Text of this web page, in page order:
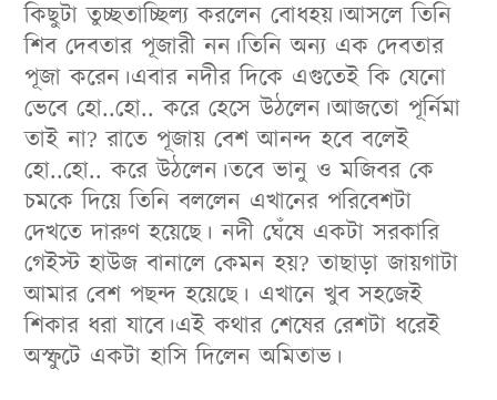
কিছুটা তুচ্ছতাচ্ছিল্য করলেন বোধহয়।আসলে তিনি
শিব দেবতার পূজারী নন।তিনি অন্য এক দেবতার
পূজা করেন।এবার নদীর দিকে এগুতেই কি যেনো
ভেবে হো..হো.. করে হেসে উঠলেন।আজতো পূর্নিমা
তাই না? রাতে পূজায় বেশ আনন্দ হবে বলেই
হো..হো.. করে উঠলেন।তবে ভানু ও মজিবর কে
চমকে দিয়ে তিনি বললেন এখানের পরিবেশটা
দেখতে দারুণ হয়েছে। নদী ঘেঁষে একটা সরকারি
গেইস্ট হাউজ বানালে কেমন হয়? তাছাড়া জায়গাটা
আমার বেশ পছন্দ হয়েছে। এখানে খুব সহজেই
শিকার ধরা যাবে।এই কথার শেষের রেশটা ধরেই
অস্ফুটে একটা হাসি দিলেন অমিতাভ।